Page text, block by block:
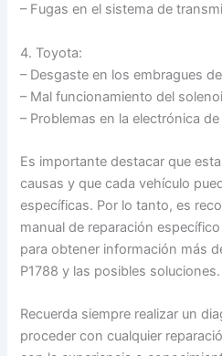
– Fugas en el sistema de
4. Toyota:
– Desgaste en los embragues
– Mal funcionamiento del
– Problemas en la electrónica
Es importante destacar que
causas y que cada vehículo
específicas. Por lo tanto, es
manual de reparación
para obtener información más
P1788 y las posibles soluciones.
Recuerda siempre realizar un
proceder con cualquier